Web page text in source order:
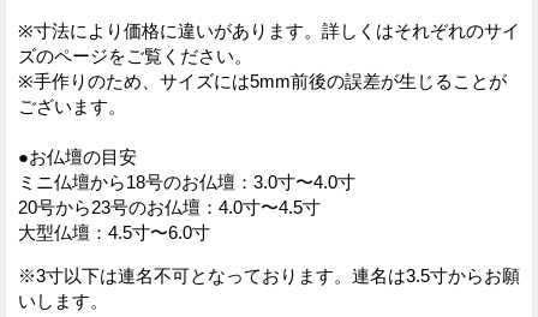
※寸法により価格に違いがあります。詳しくはそれぞれのサイ
ズのページをご覧ください。
※手作りのため、サイズには5mm前後の誤差が生じることが
ございます。
●お仏壇の目安
ミニ仏壇から18号のお仏壇：3.0寸〜4.0寸
20号から23号のお仏壇：4.0寸〜4.5寸
大型仏壇：4.5寸〜6.0寸
※3寸以下は連名不可となっております。連名は3.5寸からお願
いします。